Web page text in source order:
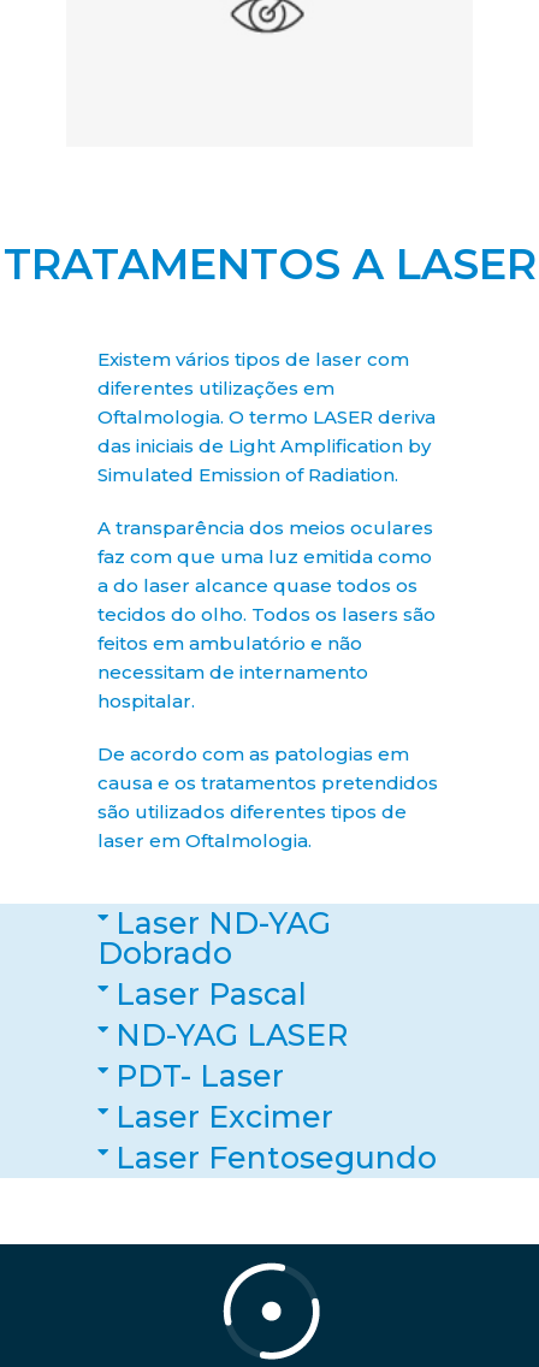
Tratamentos Laser
Injeções Intra-Vitreas
TRATAMENTOS A LASER
Existem vários tipos de laser com
diferentes utilizações em
Oftalmologia. O termo LASER deriva
das iniciais de Light Amplification by
Simulated Emission of Radiation.
A transparência dos meios oculares
faz com que uma luz emitida como
a do laser alcance quase todos os
tecidos do olho. Todos os lasers são
feitos em ambulatório e não
necessitam de internamento
hospitalar.
De acordo com as patologias em
causa e os tratamentos pretendidos
são utilizados diferentes tipos de
laser em Oftalmologia.
Laser ND-YAG
Dobrado
Laser Pascal
ND-YAG LASER
PDT- Laser
Laser Excimer
Laser Fentosegundo